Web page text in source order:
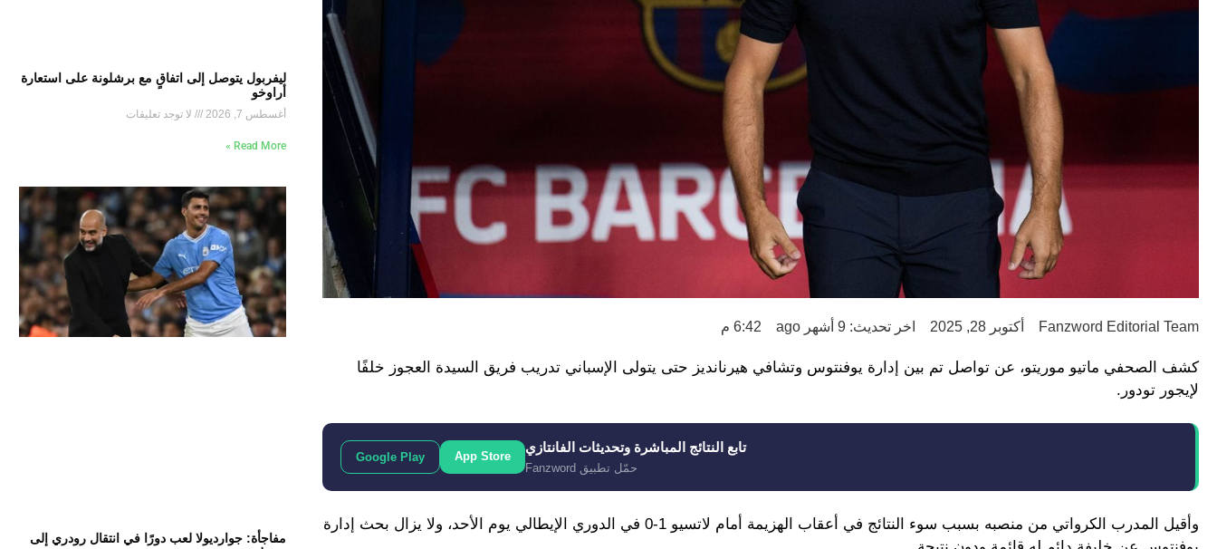
Fanzword Editorial Team أكتوبر 28, 2025 اخر تحديث: 9 أشهر ago 6:42 م
كشف الصحفي ماتيو موريتو، عن تواصل تم بين إدارة يوفنتوس وتشافي هيرنانديز حتى يتولى الإسباني تدريب فريق السيدة العجوز خلفًا
لإيجور تودور.
تابع النتائج المباشرة وتحديثات الفانتازي
حمّل تطبيق Fanzword
App Store
Google Play
وأقيل المدرب الكرواتي من منصبه بسبب سوء النتائج في أعقاب الهزيمة أمام لاتسيو 1-0 في الدوري الإيطالي يوم الأحد، ولا يزال بحث إدارة
ليفربول يتوصل إلى اتفاقٍ مع برشلونة على استعارة
أراوخو
أغسطس 7, 2026 لا توجد تعليقات
Read More »
مفاجأة: جوارديولا لعب دورًا في انتقال رودري إلى